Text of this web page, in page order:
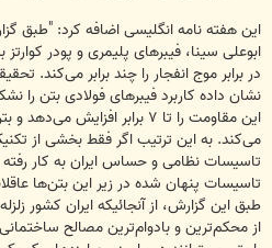
این هفته نامه انگلیسی اضافه کرد: "طبق
ابوعلی سینا، فیبرهای پلیمری و پودر
در برابر موج انفجار را چند برابر می‌کند.
نشان داده کاربرد فیبرهای فولادی بتن را
این مقاومت را تا ۷ برابر افزایش
می‌کند. به این ترتیب اگر فقط بخشی از
تاسیسات نظامی و حساس ایران به کار
تاسیسات پنهان شده در زیر این بتن‌ها
طبق این گزارش، از آنجائیکه ایران کشور
از محکم‌ترین و بادوام‌ترین مصالح ساختمانی